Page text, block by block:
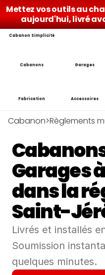
Mettez vos outils au
aujourd'hui, livré
Cabanon Simplicité
Cabanons Garages
Fabrication Accessoires
Cabanon>Règlements
Garages
dans la
Saint-
Livrés et installés
Soumission
quelques minutes.